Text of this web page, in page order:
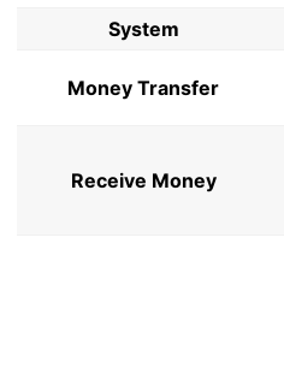
System
Money Transfer
Receive Money